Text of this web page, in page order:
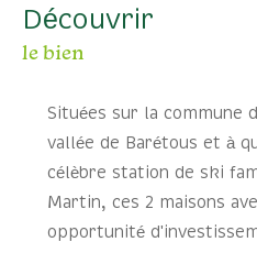
découvrir
le bien
Situées sur la commune
vallée de Barétous et à
célèbre station de ski
Martin, ces 2 maisons
opportunité